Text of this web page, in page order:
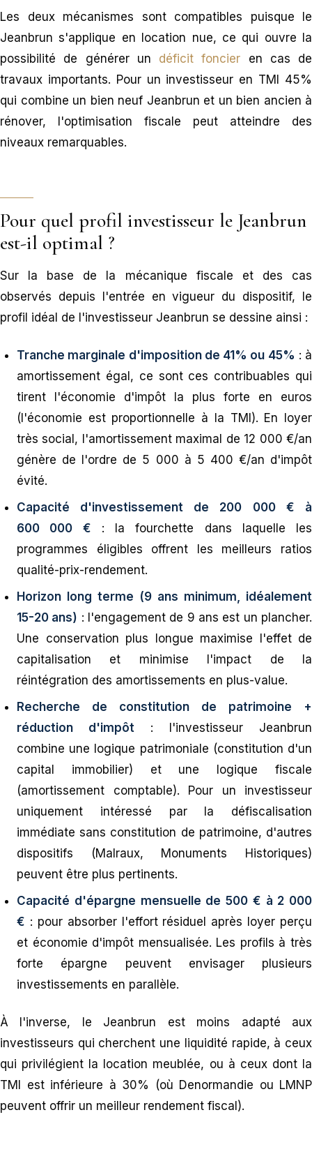
Les deux mécanismes sont compatibles puisque le
Jeanbrun s'applique en location nue, ce qui ouvre la
possibilité de générer un déficit foncier en cas de
travaux importants. Pour un investisseur en TMI 45%
qui combine un bien neuf Jeanbrun et un bien ancien à
rénover, l'optimisation fiscale peut atteindre des
niveaux remarquables.
Pour quel profil investisseur le Jeanbrun
est-il optimal ?
Sur la base de la mécanique fiscale et des cas
observés depuis l'entrée en vigueur du dispositif, le
profil idéal de l'investisseur Jeanbrun se dessine ainsi :
Tranche marginale d'imposition de 41% ou 45% : à
amortissement égal, ce sont ces contribuables qui
tirent l'économie d'impôt la plus forte en euros
(l'économie est proportionnelle à la TMI). En loyer
très social, l'amortissement maximal de 12 000 €/an
génère de l'ordre de 5 000 à 5 400 €/an d'impôt
évité.
Capacité d'investissement de 200 000 € à
600 000 € : la fourchette dans laquelle les
programmes éligibles offrent les meilleurs ratios
qualité-prix-rendement.
Horizon long terme (9 ans minimum, idéalement
15-20 ans) : l'engagement de 9 ans est un plancher.
Une conservation plus longue maximise l'effet de
capitalisation et minimise l'impact de la
réintégration des amortissements en plus-value.
Recherche de constitution de patrimoine +
réduction d'impôt : l'investisseur Jeanbrun
combine une logique patrimoniale (constitution d'un
capital immobilier) et une logique fiscale
(amortissement comptable). Pour un investisseur
uniquement intéressé par la défiscalisation
immédiate sans constitution de patrimoine, d'autres
dispositifs (Malraux, Monuments Historiques)
peuvent être plus pertinents.
Capacité d'épargne mensuelle de 500 € à 2 000
€ : pour absorber l'effort résiduel après loyer perçu
et économie d'impôt mensualisée. Les profils à très
forte épargne peuvent envisager plusieurs
investissements en parallèle.
À l'inverse, le Jeanbrun est moins adapté aux
investisseurs qui cherchent une liquidité rapide, à ceux
qui privilégient la location meublée, ou à ceux dont la
TMI est inférieure à 30% (où Denormandie ou LMNP
peuvent offrir un meilleur rendement fiscal).